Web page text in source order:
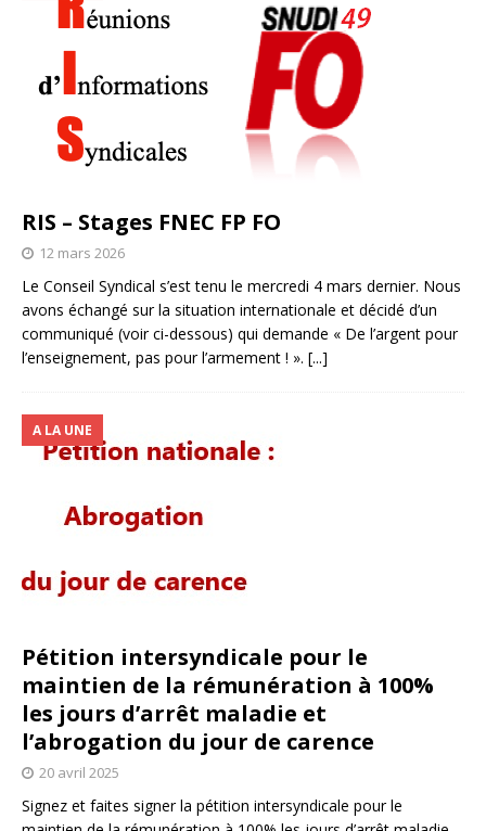
RIS – Stages FNEC FP FO
12 mars 2026
Le Conseil Syndical s’est tenu le mercredi 4 mars dernier. Nous
avons échangé sur la situation internationale et décidé d’un
communiqué (voir ci-dessous) qui demande « De l’argent pour
l’enseignement, pas pour l’armement ! ». [...]
Pétition intersyndicale pour le
maintien de la rémunération à 100%
les jours d’arrêt maladie et
l’abrogation du jour de carence
A LA UNE
20 avril 2025
Signez et faites signer la pétition intersyndicale pour le